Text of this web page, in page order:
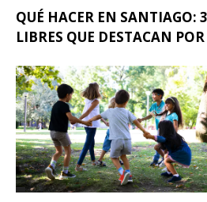
QUÉ HACER EN SANTIAGO:
LIBRES QUE DESTACAN POR